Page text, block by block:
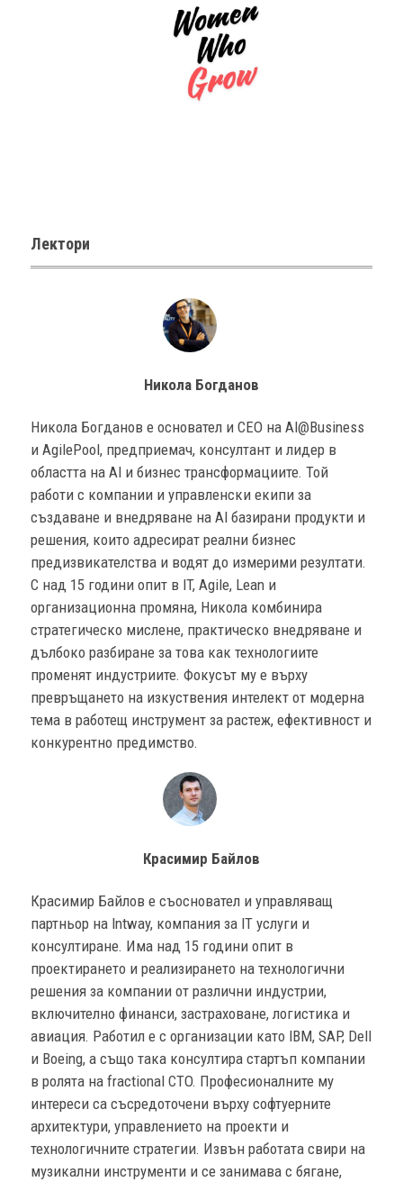
Лектори
Никола Богданов
Никола Богданов е основател и CEO на AI@Business
и AgilePool, предприемач, консултант и лидер в
областта на AI и бизнес трансформациите. Той
работи с компании и управленски екипи за
създаване и внедряване на AI базирани продукти и
решения, които адресират реални бизнес
предизвикателства и водят до измерими резултати.
С над 15 години опит в IT, Agile, Lean и
организационна промяна, Никола комбинира
стратегическо мислене, практическо внедряване и
дълбоко разбиране за това как технологиите
променят индустриите. Фокусът му е върху
превръщането на изкуствения интелект от модерна
тема в работещ инструмент за растеж, ефективност и
конкурентно предимство.
Красимир Байлов
Красимир Байлов е съосновател и управляващ
партньор на Intway, компания за IT услуги и
консултиране. Има над 15 години опит в
проектирането и реализирането на технологични
решения за компании от различни индустрии,
включително финанси, застраховане, логистика и
авиация. Работил е с организации като IBM, SAP, Dell
и Boeing, а също така консултира стартъп компании
в ролята на fractional CTO. Професионалните му
интереси са съсредоточени върху софтуерните
архитектури, управлението на проекти и
технологичните стратегии. Извън работата свири на
музикални инструменти и се занимава с бягане,